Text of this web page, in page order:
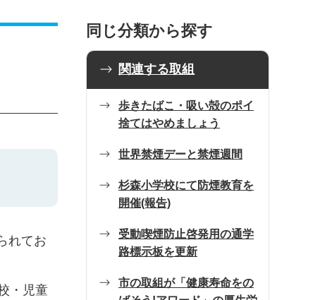
れてお
・児童
同じ分類から探す
関連する取組
歩きたばこ・吸い殻のポイ
捨てはやめましょう
世界禁煙デーと禁煙週間
杉森小学校にて防煙教育を
開催(報告)
受動喫煙防止啓発用の通学
路標示板を更新
市の取組が「健康寿命をの